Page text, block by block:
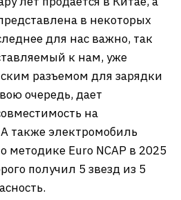
в некоторых
для нас важно, так
к нам, уже
разъемом для зарядки
очередь, дает
на
также электромобиль
методике Euro NCAP в 2025
получил 5 звезд из 5